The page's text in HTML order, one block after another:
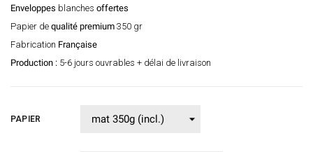
Enveloppes blanches offertes
Papier de qualité premium 350 gr
Fabrication Française
Production : 5-6 jours ouvrables + délai de livraison
PAPIER